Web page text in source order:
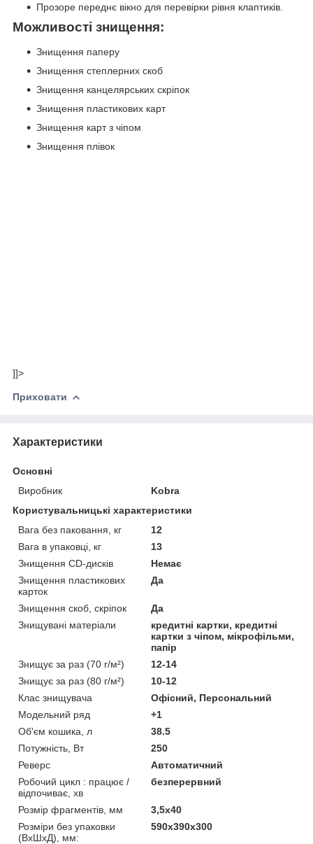
Прозоре переднє вікно для перевірки рівня клаптиків.
Можливості знищення:
Знищення паперу
Знищення степлерних скоб
Знищення канцелярських скріпок
Знищення пластикових карт
Знищення карт з чіпом
Знищення плівок
]]>
Приховати
Характеристики
Основні
Виробник
Kobra
Користувальницькі характеристики
Вага без паковання, кг
12
Вага в упаковці, кг
13
Знищення CD-дисків
Немає
Знищення пластикових
карток
Да
Знищення скоб, скріпок
Да
Знищувані матеріали
кредитні картки, кредитні
картки з чіпом, мікрофільми,
папір
Знищує за раз (70 г/м²)
12-14
Знищує за раз (80 г/м²)
10-12
Клас знищувача
Офісний, Персональний
Модельний ряд
+1
Об'єм кошика, л
38.5
Потужність, Вт
250
Реверс
Автоматичний
Робочий цикл : працює /
відпочиває, хв
безперервний
Розмір фрагментів, мм
3,5х40
Розміри без упаковки
(ВхШхД), мм:
590х390х300